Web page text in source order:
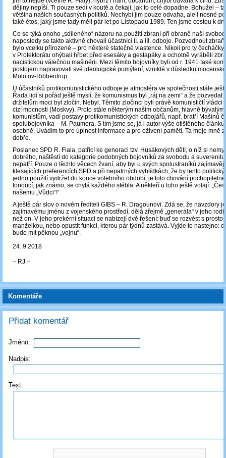
dějiny nepíší. Ti pouze sedí v koutě.a čekají, jak to celé dopadne. Bohužel –
většina našich současných politiků. Nechybí jim pouze odvaha, ale i nosné
také étos, jaký jsme tady měli pár let po Listopadu 1989. Ten jsme cestou k
Co se týká onoho „sdíleného“ názoru na použití zbraní při obraně naší
naposledy se takto aktivně chovali účastníci II. a III. odboje. Pozvednout
bylo vcelku přirozené – pro některé statečné vlastence. Nikoli pro ty
v Protektorátu ohýbali hřbet před esesáky a gestapáky a ochotně vyráběli
nacistickou válečnou mašinérii. Mezi těmito bojovníky byli od r. 1941 také
postojem napravovali své ideologické pomýlení, vzniklé v důsledku
Molotov-Ribbentrop.
U účastníků protikomunistického odboje je atmosféra ve společnosti stále
Řada lidí si pořád ještě myslí, že komunismus byl „ráj na zemi“ a že pozvedat
držitelům moci byl zločin. Nebyl. Těmito zločinci byli právě komunističtí vládci
cizí mocnosti (Moskvy). Proto stále některým našim občanům, hlavně
komunistům, vadí postavy protikomunistických odbojářů, např. bratří Mašínů
spolubojovníka – M. Paumera. S tím jsme se, já i autor výše otištěného článku
osobně. Uvádím to pro úplnost informace a pro oživení paměti. Ta moje mně
dobře.
Poslanec SPD R. Fiala, patřící ke generaci tzv. Husákových dětí, o níž si
dobrého, naštěstí do kategorie podobných bojovníků za svobodu a
nepatří. Pouze o těchto věcech žvaní, aby byl u svých spolustraníků
klesajících preferencích SPD a při nepatrných vyhlídkách, že by tento
jedno použití vydržel do konce volebního období, je toto chování
tonoucí, jak známo, se chytá každého stébla. A někteří u toho ještě volají:
našemu „Vůdci“!“
A ještě pár slov o novém řediteli GIBS – R. Dragounovi. Zdá se, že navzdory
zajímavému jménu z vojenského prostředí, dělá zřejmě „generála“ v jeho
než on. V jeho prekérní situaci se nabízejí dvě řešení: buď se rozvést s
manželkou, nebo opustit funkci, kterou pár týdnů zastává. Vyjde to nastejno:
bude mít pěknou „vojnu“.
24. 9.2018
‒ RJ ‒
Komentáře
Přidat komentář
Jméno:
Nadpis:
Text: